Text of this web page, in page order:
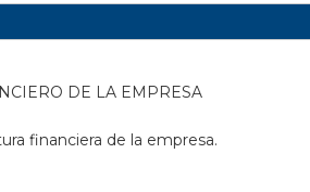
DE LA EMPRESA
financiera de la empresa.